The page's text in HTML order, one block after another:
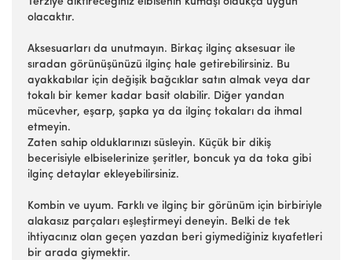
olacaktır.
Aksesuarları da unutmayın. Birkaç ilginç aksesuar ile
sıradan görünüşünüzü ilginç hale getirebilirsiniz. Bu
ayakkabılar için değişik bağcıklar satın almak veya dar
tokalı bir kemer kadar basit olabilir. Diğer yandan
mücevher, eşarp, şapka ya da ilginç tokaları da ihmal
etmeyin.
Zaten sahip olduklarınızı süsleyin. Küçük bir dikiş
becerisiyle elbiselerinize şeritler, boncuk ya da toka gibi
ilginç detaylar ekleyebilirsiniz.
Kombin ve uyum. Farklı ve ilginç bir görünüm için birbiriyle
alakasız parçaları eşleştirmeyi deneyin. Belki de tek
ihtiyacınız olan geçen yazdan beri giymediğiniz kıyafetleri
bir arada giymektir.